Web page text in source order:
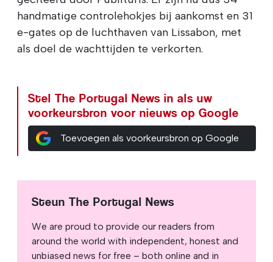
handmatige controlehokjes bij aankomst en 31
e-gates op de luchthaven van Lissabon, met
als doel de wachttijden te verkorten.
Stel The Portugal News in als uw
voorkeursbron voor nieuws op Google
Toevoegen als voorkeursbron op Google
Steun The Portugal News
We are proud to provide our readers from
around the world with independent, honest and
unbiased news for free – both online and in